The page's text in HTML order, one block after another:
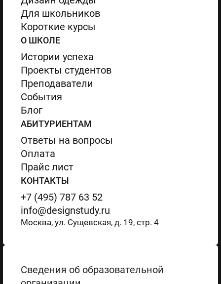
Для школьников
Короткие курсы
О ШКОЛЕ
Истории успеха
Проекты студентов
Преподаватели
События
Блог
АБИТУРИЕНТАМ
Ответы на вопросы
Оплата
Прайс лист
КОНТАКТЫ
+7 (495) 787 63 52
info@designstudy.ru
Москва, ул. Сущевская, д. 19, стр. 4
Сведения об образовательной